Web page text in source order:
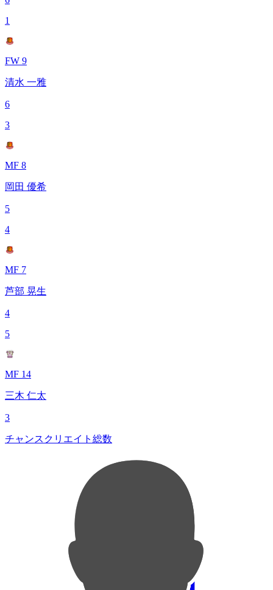
1
FW 9
清水 一雅
6
3
MF 8
岡田 優希
5
4
MF 7
芦部 晃生
4
5
MF 14
三木 仁太
3
チャンスクリエイト総数